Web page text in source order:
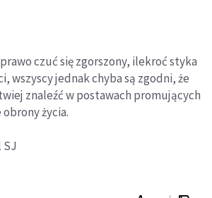
czuć się zgorszony, ilekroć styka
wszyscy jednak chyba są zgodni, że
znaleźć w postawach promujących
życia.